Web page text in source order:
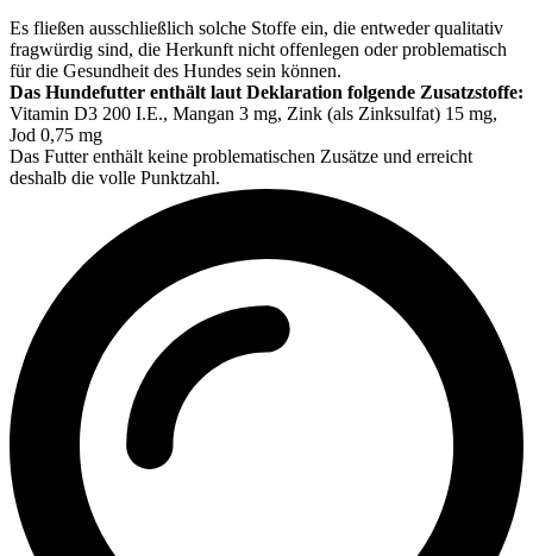
Es fließen ausschließlich solche Stoffe ein, die entweder qualitativ
fragwürdig sind, die Herkunft nicht offenlegen oder problematisch
für die Gesundheit des Hundes sein können.
Das Hundefutter enthält laut Deklaration folgende Zusatzstoffe:
Vitamin D3 200 I.E., Mangan 3 mg, Zink (als Zinksulfat) 15 mg,
Jod 0,75 mg
Das Futter enthält keine problematischen Zusätze und erreicht
deshalb die volle Punktzahl.